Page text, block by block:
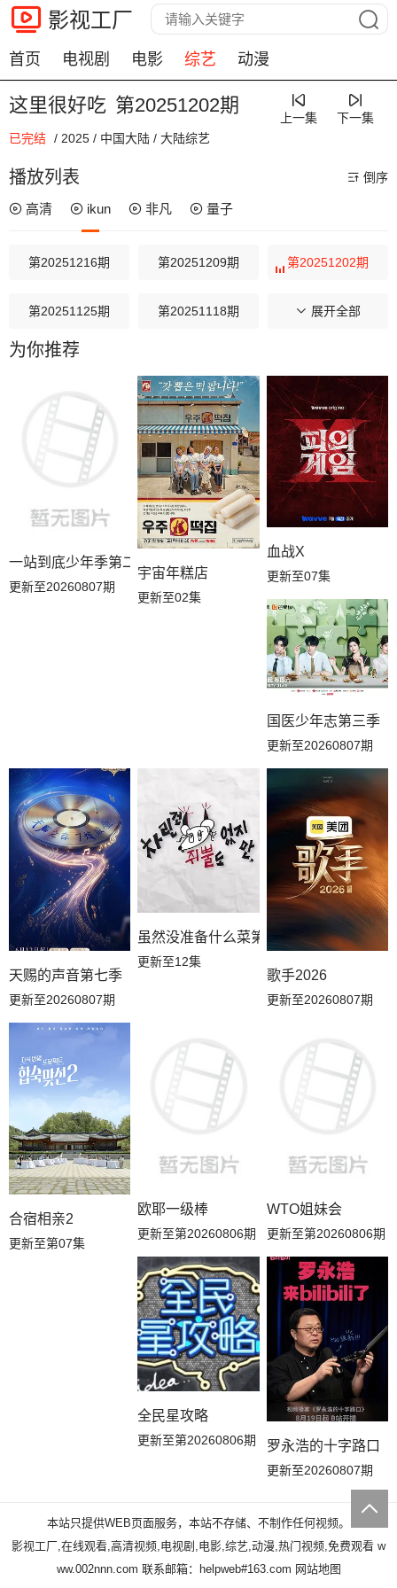
影视工厂
首页 电视剧 电影 综艺 动漫
这里很好吃 第20251202期
已完结 / 2025 / 中国大陆 / 大陆综艺
上一集 下一集
播放列表 倒序
高清 ikun 非凡 量子
第20251216期 第20251209期 第20251202期
第20251125期 第20251118期 第20251111期
第20251104期
第20251007期 第20250930期 第20250923期
展开全部
为你推荐
一站到底少年季第二季
更新至20260807期
宇宙年糕店
更新至02集
血战X
更新至07集
国医少年志第三季
更新至20260807期
天赐的声音第七季
更新至20260807期
虽然没准备什么菜第四季
更新至12集
歌手2026
更新至20260807期
合宿相亲2
更新至第07集
欧耶一级棒
更新至第20260806期
WTO姐妹会
更新至第20260806期
全民星攻略
更新至第20260806期 罗永浩的十字路口
更新至20260807期
本站只提供WEB页面服务，本站不存储、不制作任何视频。
影视工厂,在线观看,高清视频,电视剧,电影,综艺,动漫,热门视频,免费观看 w
ww.002nnn.com 联系邮箱：helpweb#163.com 网站地图